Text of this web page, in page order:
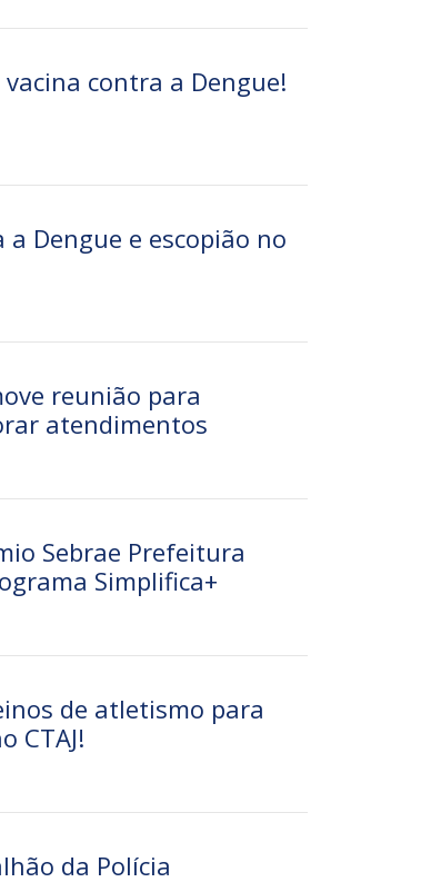
contra a Dengue!
Dengue e escopião no
reunião para
atendimentos
Sebrae Prefeitura
Simplifica+
de atletismo para
CTAJ!
da Polícia